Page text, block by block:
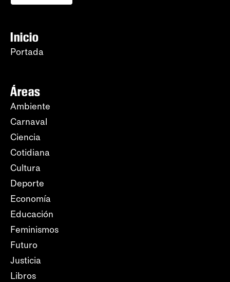
Inicio
Portada
Áreas
Ambiente
Carnaval
Ciencia
Cotidiana
Cultura
Deporte
Economía
Educación
Feminismos
Futuro
Justicia
Libros